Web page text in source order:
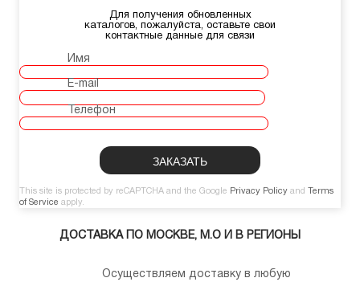
Для получения обновленных
каталогов, пожалуйста, оставьте свои
контактные данные для связи
Имя
E-mail
Телефон
This site is protected by reCAPTCHA and the Google Privacy Policy and
Terms
of Service apply.
ДОСТАВКА ПО МОСКВЕ, М.О И В РЕГИОНЫ
Осуществляем доставку в любую